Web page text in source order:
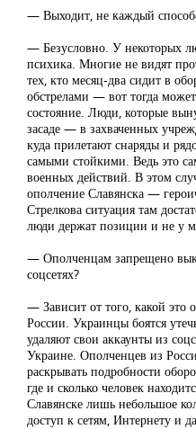
— Выходит, не каждый
— Безусловно. У некоторых
психика. Многие не видят
тех, кто месяц-два сидит в
обстрелами — вот тогда
состояние. Люди, которые
засаде — в захваченных
куда прилетают снаряды и
самыми стойкими. Ведь это
военных действий. В этом
ополчение Славянска —
Стрелкова ситуация там
люди держат позиции и не у
— Ополченцам запрещено
соцсетях?
— Зависит от того, какой
России. Украинцы боятся
удаляют свои аккаунты из
Украине. Ополченцев из
раскрывать подробности
где и сколько человек
Славянске лишь небольшое
доступ к сетям, Интернету и